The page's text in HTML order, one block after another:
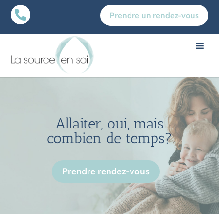
 Prendre un rendez-vous
Allaiter, oui, mais
combien de temps?
Prendre rendez-vous